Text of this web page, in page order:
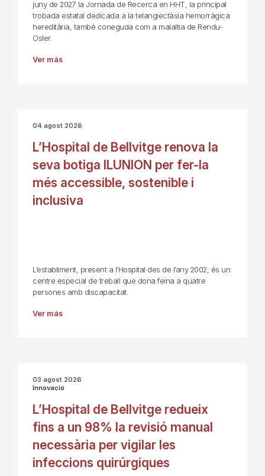
juny de 2027 la Jornada de Recerca en HHT, la principal
trobada estatal dedicada a la telangiectàsia hemorràgica
hereditària, també coneguda com a malaltia de Rendu-
Osler.
Ver más
04 agost 2026
L’Hospital de Bellvitge renova la
seva botiga ILUNION per fer-la
més accessible, sostenible i
inclusiva
L’establiment, present a l’Hospital des de l’any 2002, és un
centre especial de treball que dona feina a quatre
persones amb discapacitat.
Ver más
03 agost 2026
Innovació
L’Hospital de Bellvitge redueix
fins a un 98% la revisió manual
necessària per vigilar les
infeccions quirúrgiques